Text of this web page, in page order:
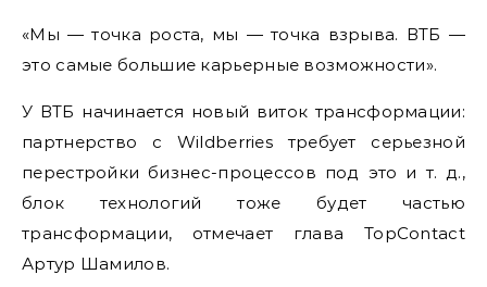
«Мы — точка роста, мы — точка взрыва. ВТБ —
это самые большие карьерные возможности».
У ВТБ начинается новый виток трансформации:
партнерство с Wildberries требует серьезной
перестройки бизнес-процессов под это и т. д.,
блок технологий тоже будет частью
трансформации, отмечает глава TopContact
Артур Шамилов.